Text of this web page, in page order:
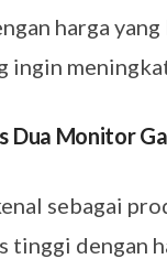
harga
ingin
Dua Monitor
sebagai
tinggi dengan